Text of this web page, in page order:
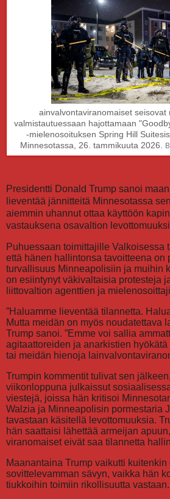
ainvalvontaviranomaiset seisovat
valmistautuessaan hajottamaan
-mielenosoituksen Spring Hill
Minnesotassa, 26. tammikuuta 2026.
Presidentti Donald Trump sanoi
lieventää jännitteitä Minnesotassa
aiemmin uhannut ottaa käyttöön
vastauksena osavaltion
Puhuessaan toimittajille Valkoisessa
että hänen hallintonsa tavoitteena on
turvallisuus Minneapolisiin ja muihin
on esiintynyt väkivaltaisia protesteja
liittovaltion agenttien ja
”Haluamme lieventää tilannetta.
Mutta meidän on myös noudatettava
Trump sanoi. ”Emme voi sallia
agitaattoreiden ja anarkistien
tai meidän hienoja
Trumpin kommentit tulivat sen
viikonloppuna julkaissut
viestejä, joissa hän kritisoi
Walzia ja Minneapolisin pormestaria
tavastaan käsitellä levottomuuksia.
hän saattaisi lähettää armeijan
viranomaiset eivät saa tilannetta
Maanantaina Trump vaikutti kuitenkin
sovittelevamman sävyn, vaikka hän
tiukkoihin toimiin rikollisuutta vastaan.